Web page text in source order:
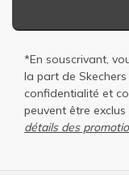
*En souscrivant,
la part de
confidentialité et
peuvent être
détails des